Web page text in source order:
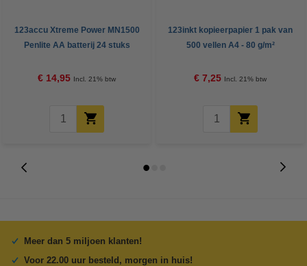
123accu Xtreme Power MN1500
Penlite AA batterij 24 stuks
€ 14,95 Incl. 21% btw
123inkt kopieerpapier 1 pak van
500 vellen A4 - 80 g/m²
€ 7,25 Incl. 21% btw
Meer dan 5 miljoen klanten!
Voor 22.00 uur besteld, morgen in huis!